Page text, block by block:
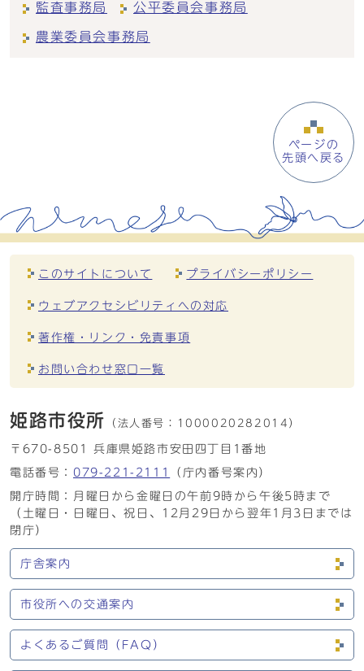
監査事務局 公平委員会事務局
農業委員会事務局
ページの
先頭へ戻る
このサイトについて プライバシーポリシー
ウェブアクセシビリティへの対応
著作権・リンク・免責事項
お問い合わせ窓口一覧
姫路市役所 （法人番号： 1000020282014）
〒670-8501 兵庫県姫路市安田四丁目1番地
電話番号： 079-221-2111
（庁内番号案内）
開庁時間：月曜日から金曜日の午前9時から午後5時まで
（土曜日・日曜日、祝日、12月29日から翌年1月3日までは
閉庁）
庁舎案内
市役所への交通案内
よくあるご質問（FAQ）